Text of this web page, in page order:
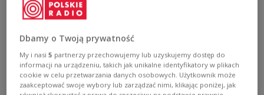
Dziś w programie porozmawiamy o
kontrowersjach wokół decyzji prezydenta
Ukrainy Wołodymyra Zełenskiego o nadaniu
jednej z jednostek wojskowych honorowej
Dbamy o Twoją prywatność
My i nasi5 partnerzy przechowujemy lub uzyskujemy dostęp do
informacji na urządzeniu, takich jak unikalne identyfikatory w plikach
cookie w celu przetwarzania danych osobowych. Użytkownik może
zaakceptować swoje wybory lub zarządzać nimi, klikając poniżej, jak